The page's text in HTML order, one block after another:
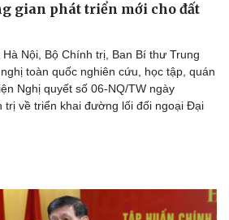
gian phát triển mới cho đất
Hà Nội, Bộ Chính trị, Ban Bí thư Trung
toàn quốc nghiên cứu, học tập, quán
Nghị quyết số 06-NQ/TW ngày
trị về triển khai đường lối đối ngoại Đại